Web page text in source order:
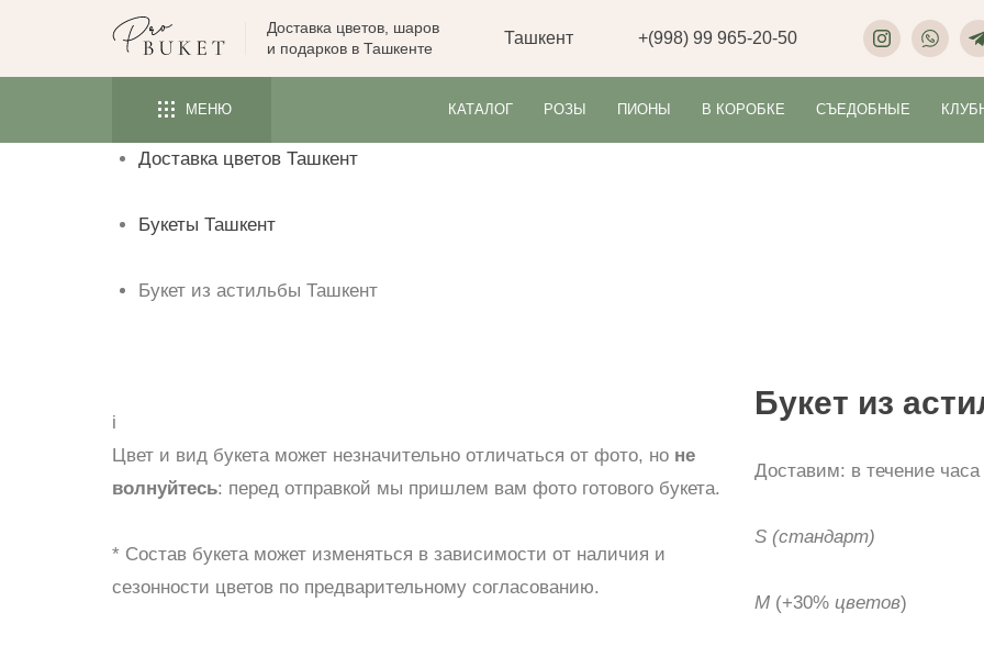
ЦВЕТЫ
РОЗЫ
ПИОНЫ
ТЮЛЬПАНЫ
ПОВОД
ПОДАРКИ
ШАРЫ
Доставка цветов, шаров
и подарков в Ташкенте
Ташкент +(998) 99 965-20-50
МЕНЮ КАТАЛОГ РОЗЫ ПИОНЫ В КОРОБКЕ СЪЕДОБНЫЕ
Доставка цветов Ташкент
Букеты Ташкент
Букет из астильбы Ташкент
i
Цвет и вид букета может незначительно отличаться от фото, но не
волнуйтесь: перед отправкой мы пришлем вам фото готового букета.
* Состав букета может изменяться в зависимости от наличия и
сезонности цветов по предварительному согласованию.
Букет из
Доставим: в течение часа
S (стандарт)
M (+30% цветов)